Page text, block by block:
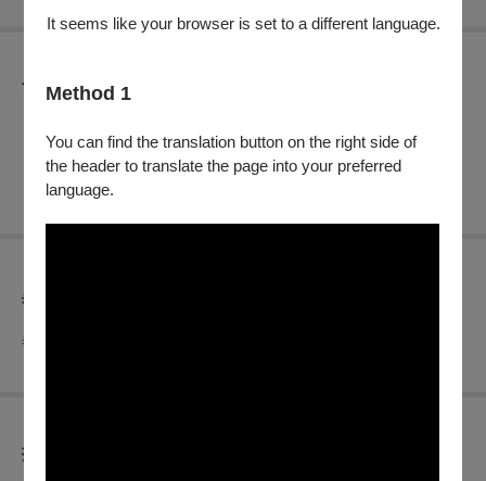
It seems like your browser is set to a different language.
Method 1
You can find the translation button on the right side of
the header to translate the page into your preferred
language.
節目介紹
異動公告
異動測試
折扣方案